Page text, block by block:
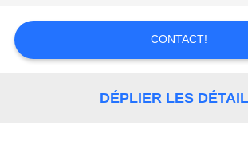
NOUS
CONTACTER
DEMANDEZ
CONTACT!
DÉPLIER LES